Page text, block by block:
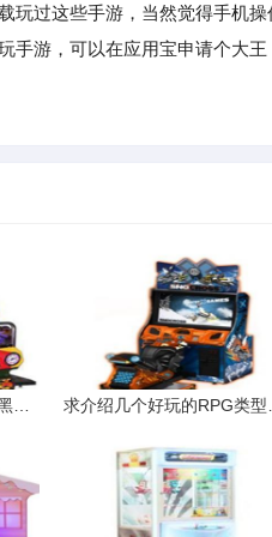
过这些手游，当然觉得手机操
手游，可以在应用宝申请个大王